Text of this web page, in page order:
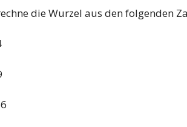
die Wurzel aus den folgenden